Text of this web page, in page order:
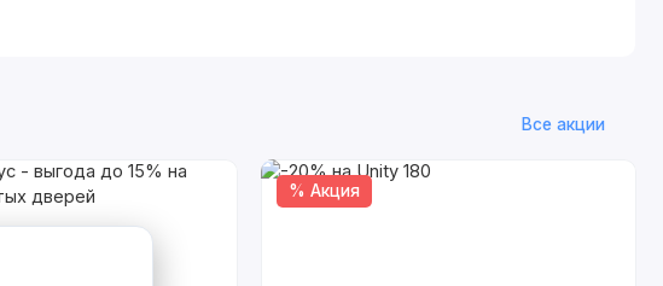
Все акции
% Акция